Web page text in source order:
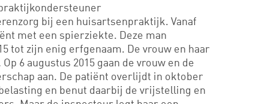
bij een huisartsenpraktijk. Vanaf
met een spierziekte. Deze man
tot zijn enig erfgenaam. De vrouw en haar
6 augustus 2015 gaan de vrouw en de
aan. De patiënt overlijdt in oktober
en benut daarbij de vrijstelling en